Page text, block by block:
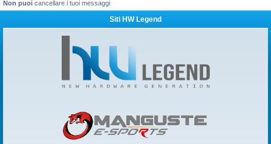
Non puoi cancellare i tuoi messaggi
Siti HW Legend